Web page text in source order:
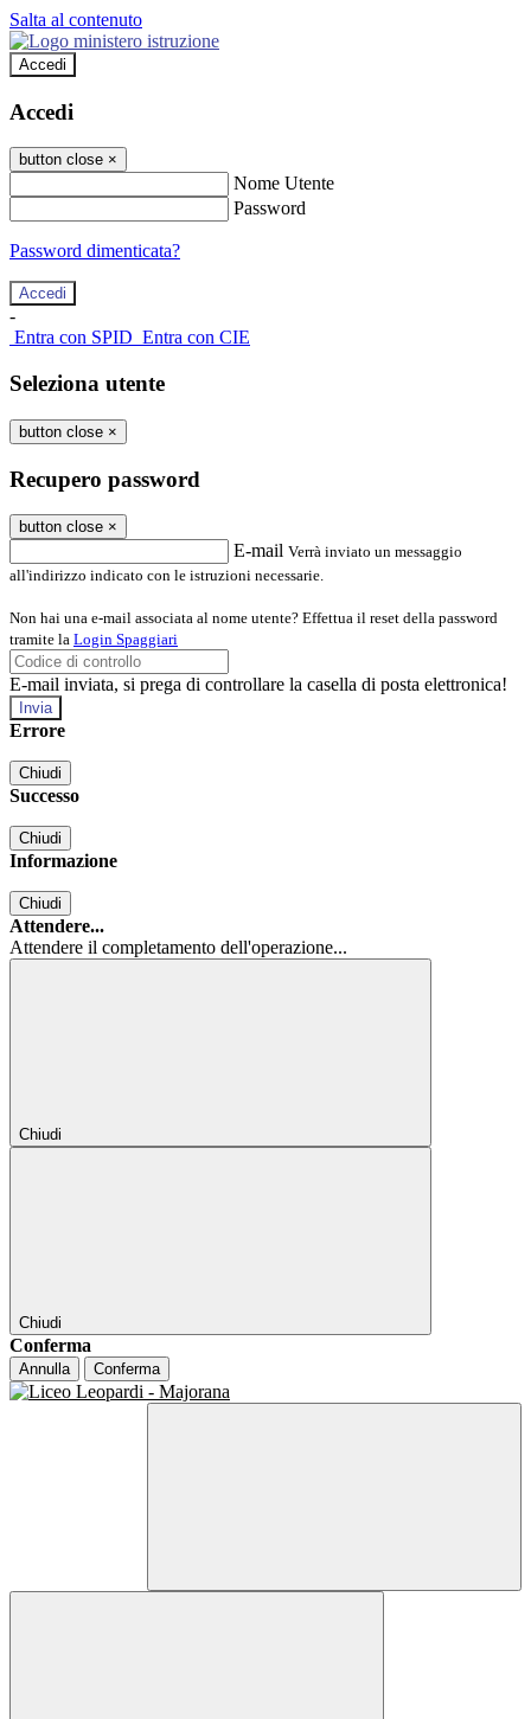
Salta al contenuto
Accedi
Accedi
button close ×
Nome Utente
Password
Password dimenticata?
-
Entra con SPID Entra con CIE
Seleziona utente
button close ×
Recupero password
button close ×
E-mail Verrà inviato un messaggio
all'indirizzo indicato con le istruzioni necessarie.
Non hai una e-mail associata al nome utente? Effettua il reset della password
tramite la Login Spaggiari
E-mail inviata, si prega di controllare la casella di posta elettronica!
Errore
Chiudi
Successo
Chiudi
Informazione
Chiudi
Attendere...
Attendere il completamento dell'operazione...
Chiudi
Chiudi
Conferma
Annulla Conferma